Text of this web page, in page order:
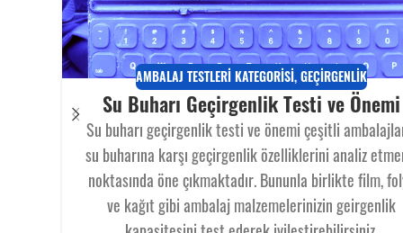
AMBALAJ TESTLERI KATEGORISI,GEÇIRGENLIK
Su Buharı Geçirgenlik Testi ve Önemi
Su buharı geçirgenlik testi ve önemi çeşitli
su buharına karşı geçirgenlik özelliklerini analiz
noktasında öne çıkmaktadır. Bununla birlikte film,
ve kağıt gibi ambalaj malzemelerinizin geirgenlik